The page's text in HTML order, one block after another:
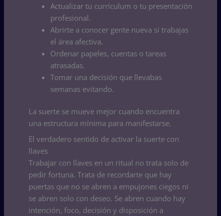
Actualizar tu currículum o tu presentación
profesional.
Abrirte a conocer gente nueva si trabajas
el área afectiva.
Ordenar papeles, cuentas o tareas
atrasadas.
Tomar una decisión que llevabas
semanas evitando.
La suerte se mueve mejor cuando encuentra
una estructura mínima para manifestarse.
El verdadero sentido de activar la suerte con
llaves
Trabajar con llaves en un ritual no trata solo de
pedir fortuna. Trata de recordarte que hay
puertas que no se abren a empujones ciegos ni
se abren solo con deseo. Se abren cuando hay
intención, foco, decisión y disposición a